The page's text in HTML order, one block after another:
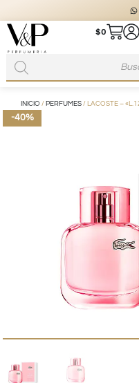
+56 9 3877 3738
$0
INICIO / PERFUMES / LACOSTE –
-40%